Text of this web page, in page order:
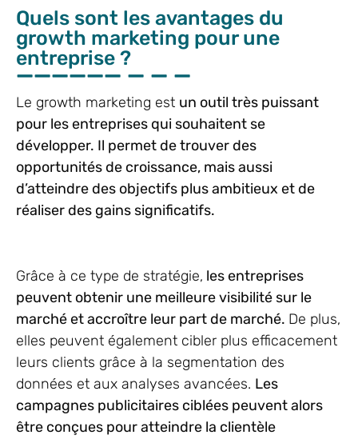
Quels sont les avantages du
growth marketing pour une
entreprise ?
Le growth marketing est un outil très puissant
pour les entreprises qui souhaitent se
développer. Il permet de trouver des
opportunités de croissance, mais aussi
d’atteindre des objectifs plus ambitieux et de
réaliser des gains significatifs.
Grâce à ce type de stratégie, les entreprises
peuvent obtenir une meilleure visibilité sur le
marché et accroître leur part de marché. De plus,
elles peuvent également cibler plus efficacement
leurs clients grâce à la segmentation des
données et aux analyses avancées. Les
campagnes publicitaires ciblées peuvent alors
être conçues pour atteindre la clientèle